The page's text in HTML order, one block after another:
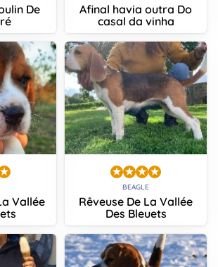
De
Afinal havia outra Do
casal da vinha
Vallée
BEAGLE
Rêveuse De La Vallée
Des Bleuets